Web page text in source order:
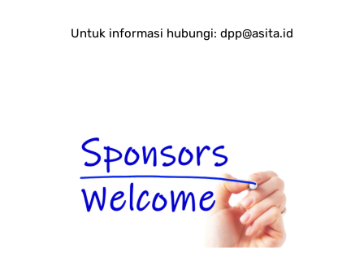
Untuk informasi hubungi: dpp@asita.id